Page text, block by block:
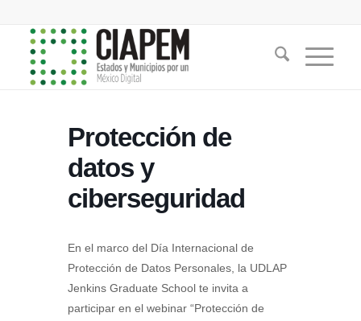
Protección de
datos y
ciberseguridad
En el marco del Día Internacional de
Protección de Datos Personales, la UDLAP
Jenkins Graduate School te invita a
participar en el webinar “Protección de